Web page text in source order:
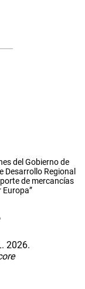
del Gobierno de
Desarrollo Regional
de mercancías
Europa”
2026.